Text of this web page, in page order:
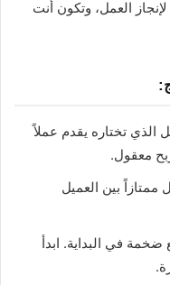
العمل، وتكون أنت
الذي تختاره يقدم عملاً
معقول.
بين العميل
ضخمة في البداية. ابدأ